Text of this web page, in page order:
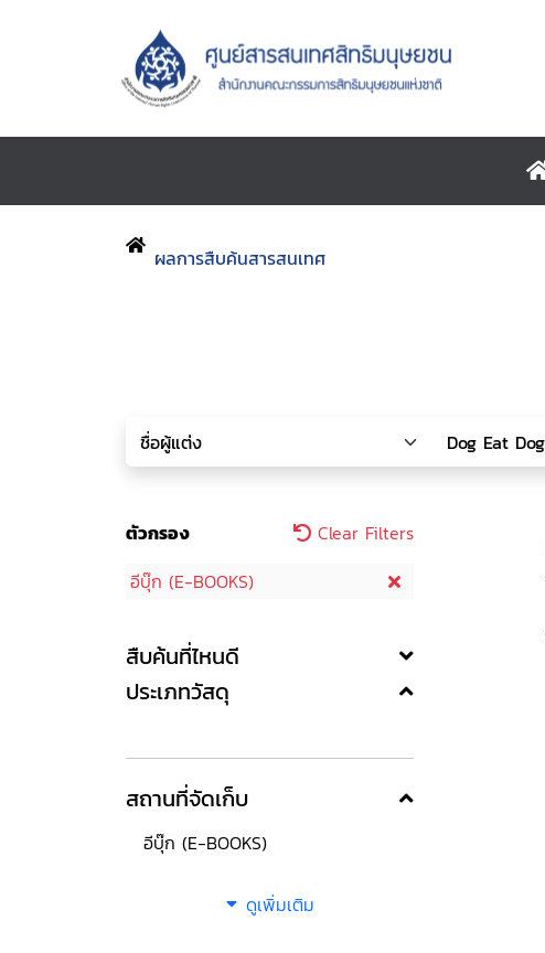
ผลการสืบค้นสารสนเทศ
ตัวกรอง
Clear Filters
อีบุ๊ก (E-BOOKS)
สืบค้นที่ไหนดี
ประเภทวัสดุ
สถานที่จัดเก็บ
อีบุ๊ก (E-BOOKS)
ดูเพิ่มเติม